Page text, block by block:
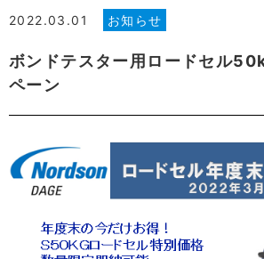
2022.03.01 お知らせ
ボンドテスター用ロードセル
ペーン